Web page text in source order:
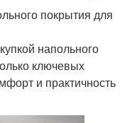
покрытия для
напольного
ключевых
и практичность